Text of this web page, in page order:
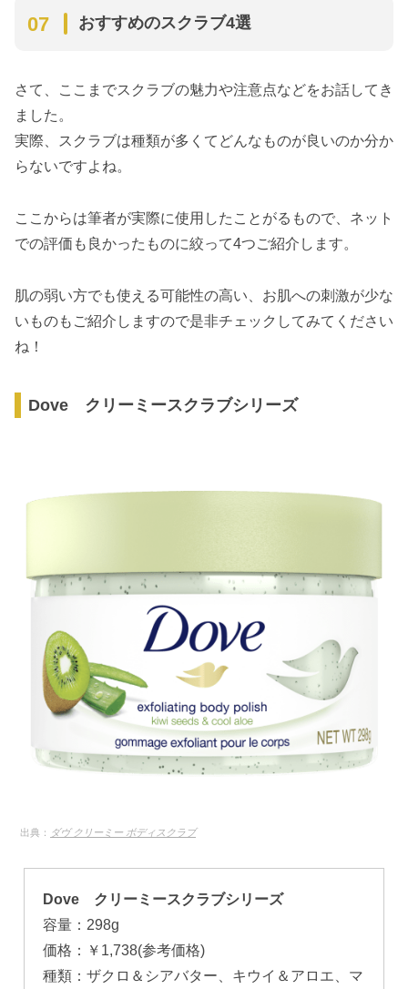
おすすめのスクラブ4選
さて、ここまでスクラブの魅力や注意点などをお話してき
ました。
実際、スクラブは種類が多くてどんなものが良いのか分か
らないですよね。
ここからは筆者が実際に使用したことがるもので、ネット
での評価も良かったものに絞って4つご紹介します。
肌の弱い方でも使える可能性の高い、お肌への刺激が少な
いものもご紹介しますので是非チェックしてみてください
ね！
Dove クリーミースクラブシリーズ
出典： ダヴ クリーミー ボディスクラブ
Dove クリーミースクラブシリーズ
容量：298g
価格：￥1,738(参考価格)
種類：ザクロ＆シアバター、キウイ＆アロエ、マ